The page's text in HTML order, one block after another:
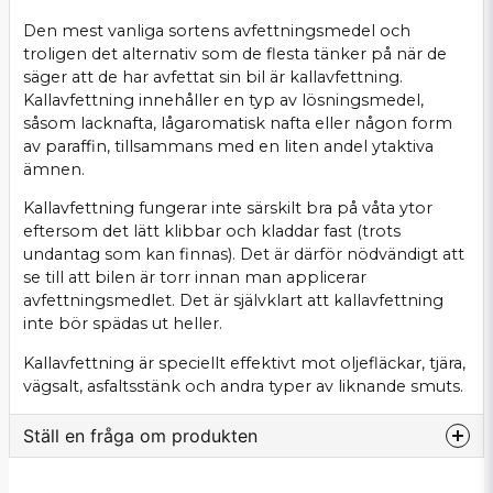
Den mest vanliga sortens avfettningsmedel och
troligen det alternativ som de flesta tänker på när de
säger att de har avfettat sin bil är kallavfettning.
Kallavfettning innehåller en typ av lösningsmedel,
såsom lacknafta, lågaromatisk nafta eller någon form
av paraffin, tillsammans med en liten andel ytaktiva
ämnen.
Kallavfettning fungerar inte särskilt bra på våta ytor
eftersom det lätt klibbar och kladdar fast (trots
undantag som kan finnas). Det är därför nödvändigt att
se till att bilen är torr innan man applicerar
avfettningsmedlet. Det är självklart att kallavfettning
inte bör spädas ut heller.
Kallavfettning är speciellt effektivt mot oljefläckar, tjära,
vägsalt, asfaltsstänk och andra typer av liknande smuts.
Ställ en fråga om produkten